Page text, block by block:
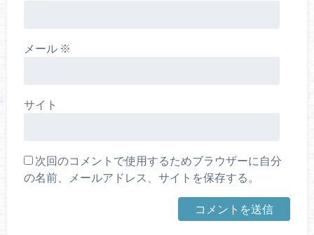
メール ※
サイト
次回のコメントで使用するためブラウザーに自分
の名前、メールアドレス、サイトを保存する。